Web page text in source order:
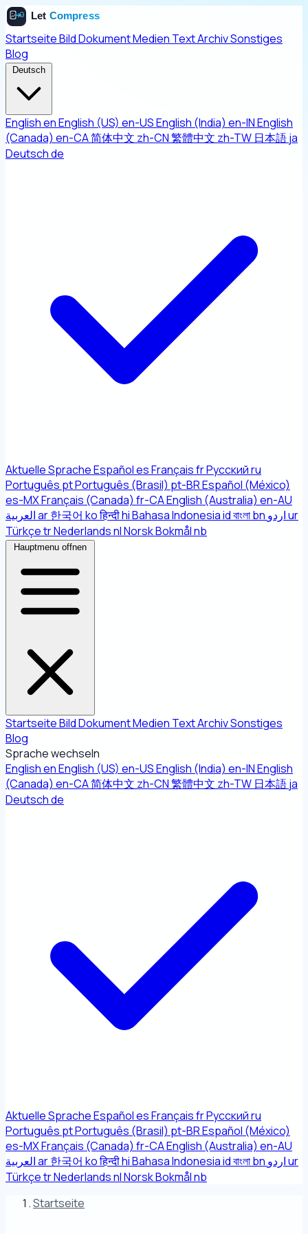
StartseiteBildDokumentMedien TextArchivSonstiges
Blog
Deutsch
EnglishenEnglish (US) en-USEnglish (India) en-INEnglish
(Canada) en-CA简体中文 zh-CN繁體中文 zh-TW 日本語ja
Deutschde
Aktuelle SpracheEspañolesFrançaisfrРусскийru
Português ptPortuguês (Brasil) pt-BREspañol (México)
es-MXFrançais (Canada) fr-CAEnglish (Australia) en-AU
العربيةar한국어 koहिन्दीhiBahasa Indonesiaidবাংলাbn اردوur
TürkçetrNederlandsnlNorsk Bokmålnb
Hauptmenu offnen
StartseiteBildDokumentMedien TextArchivSonstiges
Blog
Sprache wechseln
EnglishenEnglish (US) en-USEnglish (India) en-INEnglish
(Canada) en-CA简体中文 zh-CN繁體中文 zh-TW 日本語ja
Deutschde
Aktuelle SpracheEspañolesFrançaisfrРусскийru
Português ptPortuguês (Brasil) pt-BREspañol (México)
es-MXFrançais (Canada) fr-CAEnglish (Australia) en-AU
العربيةar한국어 koहिन्दीhiBahasa Indonesiaidবাংলাbn اردوur
TürkçetrNederlandsnlNorsk Bokmålnb
Startseite